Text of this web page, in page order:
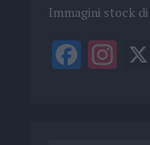
Immagini stock di